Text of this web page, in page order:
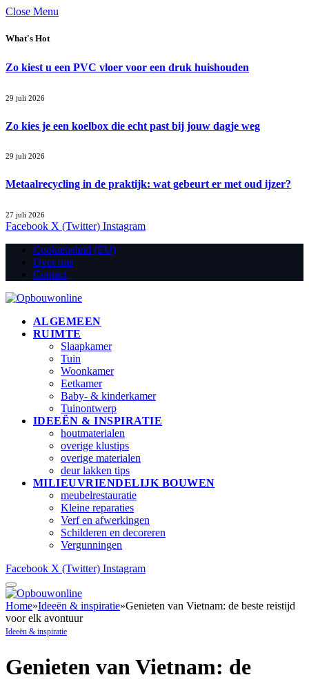
Close Menu
What's Hot
Zo kiest u een PVC vloer voor een druk huishouden
29 juli 2026
Zo kies je een koelbox die echt past bij jouw dagje weg
29 juli 2026
Metaalrecycling in de praktijk: wat gebeurt er met oud ijzer?
27 juli 2026
Facebook X (Twitter) Instagram
Cookiebeleid (EU)
Over ons
Contact
ALGEMEEN
RUIMTE
Slaapkamer
Tuin
Woonkamer
Eetkamer
Baby- & kinderkamer
Tuinontwerp
IDEEËN & INSPIRATIE
houtmaterialen
overige klustips
overige materialen
deur lakken tips
MILIEUVRIENDELIJK BOUWEN
meubelrestauratie
Kleine reparaties
Verf en afwerkingen
Schilderen en decoreren
Vergunningen
Facebook X (Twitter) Instagram
Home»Ideeën & inspiratie»Genieten van Vietnam: de beste reistijd
voor elk avontuur
Ideeën & inspiratie
Genieten van Vietnam: de